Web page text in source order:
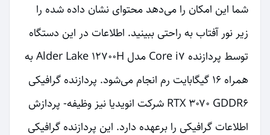
شما این امکان را می‌دهد محتوای نشان داده شده را
زیر نور آفتاب به راحتی ببینید. اطلاعات در این دستگاه
توسط پردازنده Core i۷ مدل Alder Lake ۱۲۷۰۰H به
همراه ۱۶ گیگابایت رم انجام می‌شود. پردازنده گرافیکی
RTX ۳۰۷۰ GDDR۶ شرکت انویدیا نیز وظیفه- پردازش
اطلاعات گرافیکی را برعهده دارد. این پردازنده گرافیکی